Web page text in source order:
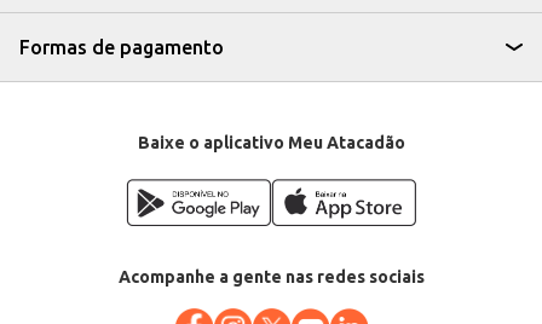
Formas de pagamento
Baixe o aplicativo Meu Atacadão
Acompanhe a gente nas redes sociais